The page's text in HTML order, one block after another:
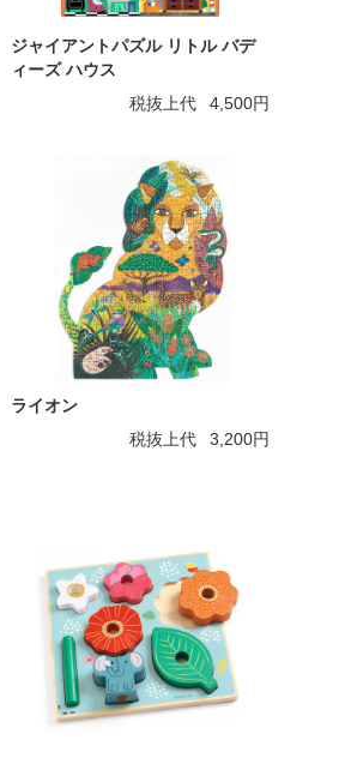
ジャイアントパズル リトル バデ
ィーズ ハウス
税抜上代
4,500円
ライオン
税抜上代
3,200円